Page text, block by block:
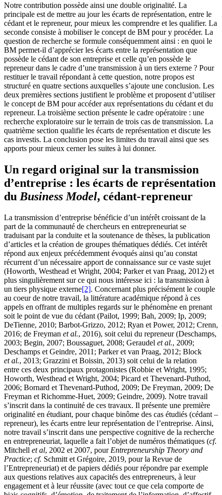
Notre contribution possède ainsi une double originalité. La
principale est de mettre au jour les écarts de représentation, entre le
cédant et le repreneur, pour mieux les comprendre et les qualifier. La
seconde consiste à mobiliser le concept de BM pour y procéder. La
question de recherche se formule conséquemment ainsi : en quoi le
BM permet-il d’apprécier les écarts entre la représentation que
possède le cédant de son entreprise et celle qu’en possède le
repreneur dans le cadre d’une transmission à un tiers externe ? Pour
restituer le travail répondant à cette question, notre propos est
structuré en quatre sections auxquelles s’ajoute une conclusion. Les
deux premières sections justifient le problème et proposent d’utiliser
le concept de BM pour accéder aux représentations du cédant et du
repreneur. La troisième section présente le cadre opératoire : une
recherche exploratoire sur le terrain de trois cas de transmission. La
quatrième section qualifie les écarts de représentation et discute les
cas investis. La conclusion pose les limites du travail ainsi que ses
apports pour mieux cerner les suites à lui donner.
Un regard original sur la transmission
d’entreprise : les écarts de représentation
du Business Model, cédant-repreneur
La transmission d’entreprise bénéficie d’un intérêt croissant de la
part de la communauté de chercheurs en entrepreneuriat se
traduisant par la conduite et la soutenance de thèses, la publication
d’articles et la création de groupes thématiques dédiés. Cet intérêt
répond aux enjeux précédemment évoqués ainsi qu’au constat
récurrent d’un nécessaire apport de connaissance sur ce vaste sujet
(Howorth, Westhead et Wright, 2004; Parker et van Praag, 2012) et
plus singulièrement sur ce qui nous intéresse ici : la transmission à
un tiers physique externe[2]. Concernant plus précisément le couple
au coeur de notre travail, la littérature académique répond à ces
appels en offrant de multiples regards sur le phénomène en prenant
soit le point de vue du cédant (Pailot, 1999; Bah, 2009; Ip, 2009;
DeTienne, 2010; Barbot-Grizzo, 2012; Ryan et Power, 2012; Crenn,
2016; de Freyman et al., 2016), soit celui du repreneur (Deschamps,
2003; Begin, 2007; Boussaguet, 2008; Geraudel et al., 2009;
Deschamps et Geindre, 2011; Parker et van Praag, 2012; Block
et al., 2013; Grazzini et Boissin, 2013) soit celui de la relation
entre ces deux principaux protagonistes (Robbie et Wright, 1995;
Howorth, Westhead et Wright, 2004; Picard et Thevenard-Puthod,
2006; Bornard et Thevenard-Puthod, 2009; De Freyman, 2009; De
Freyman et Richomme-Huet, 2009; Geindre, 2009). Notre travail
s’inscrit dans la continuité de ces travaux. Il présente une première
originalité en étudiant, pour chaque binôme des cas étudiés (cédant –
repreneur), les écarts entre leur représentation de l’entreprise. Ainsi,
notre travail s’inscrit dans une perspective cognitive de la recherche
en entrepreneuriat, laquelle a fait l’objet de numéros thématiques (cf.
Mitchell et al, 2002 et 2007, pour Entrepreneurship Theory and
Practice; cf. Schmitt et Grégoire, 2019, pour la Revue de
l’Entrepreneuriat) et de papiers dédiés pour répondre par exemple
aux questions relatives aux capacités des entrepreneurs, à leur
engagement et à leur réussite (avec tout ce que cela comporte de